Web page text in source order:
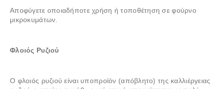
Αποφύγετε οποιαδήποτε χρήση ή τοποθέτηση σε φούρνο
μικροκυμάτων.
Φλοιός Ρυζιού
Ο φλοιός ρυζιού είναι υποπροϊόν (απόβλητο) της καλλιέργειας